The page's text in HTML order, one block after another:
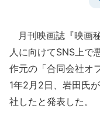
月刊映画誌『映画
人に向けてSNS上で
作元の「合同会社オ
1年2月2日、岩田氏
社したと発表した。